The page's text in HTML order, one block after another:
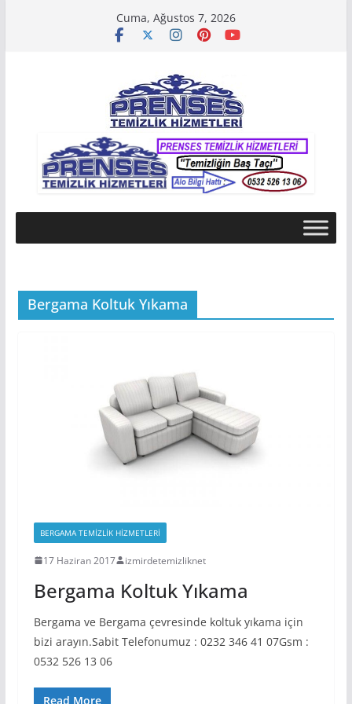
Cuma, Ağustos 7, 2026
Bergama Koltuk Yıkama
BERGAMA TEMIZLIK HIZMETLERI
17 Haziran 2017 izmirdetemizliknet
Bergama Koltuk Yıkama
Bergama ve Bergama çevresinde koltuk yıkama için
bizi arayın.Sabit Telefonumuz : 0232 346 41 07Gsm :
0532 526 13 06
Read More